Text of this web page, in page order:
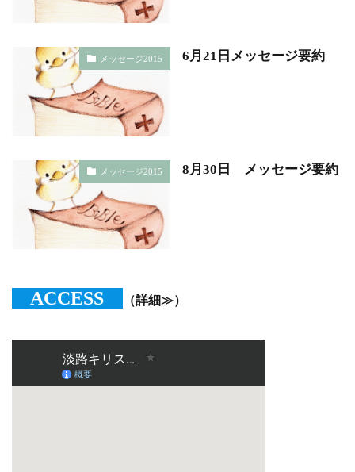
メッセージ2015 6月21日メッセージ要約
メッセージ2015 8月30日 メッセージ要約
ACCESS （詳細≫）